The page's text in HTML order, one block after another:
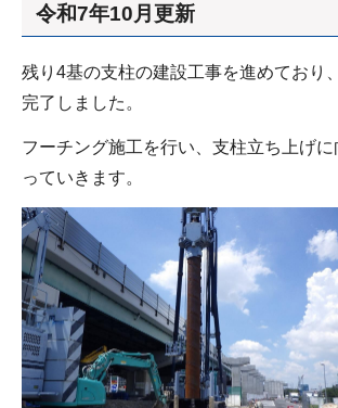
令和7年10月更新
残り4基の支柱の建設工事を進めており
完了しました。
フーチング施工を行い、支柱立ち上げ
っていきます。